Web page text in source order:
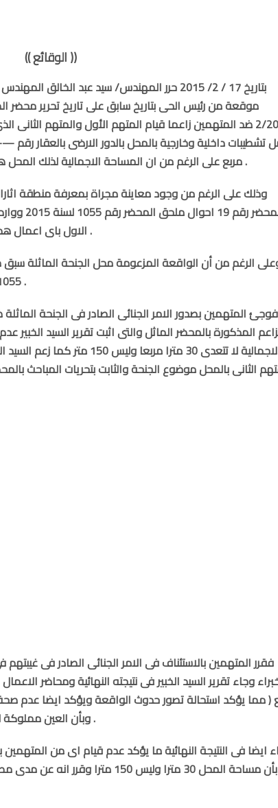
(( الوقائع ))
/2/2015 ضد المتهمين زاعما قيام المتهم الأول والمتهم
مربع على الرغم من ان المساحة الاجمالية لذلك المحل هى 30 متر مربع وفقا لما هو ثابت بتقرير الخبير .
المحضر
الاول باى اعمال هدم او تكسير او بناء بالعين محل الجنحة الماثلة .
1055 لسنة 2015 جنح الجمالية وقضى فها ببراءته .
المذكورة بالمحضر الماثل والتى اثبت تقرير السيد
الاجمالية لا تتعدى 30 مترا
( مما يؤكد استحالة تصور حدوث الواقعة ويؤكد ايضا عدم
وبأن العين مملوكة للمتهم الاول وحده ولا صلة للمتهم الثانى بها .
اثبت بأن مساحة المحل 30 مترا وليس